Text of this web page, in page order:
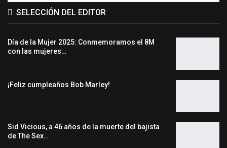
SELECCIÓN DEL EDITOR
Día de la Mujer 2025: Conmemoramos el 8M
con las mujeres…
¡Feliz cumpleaños Bob Marley!
Sid Vicious, a 46 años de la muerte del bajista
de The Sex…